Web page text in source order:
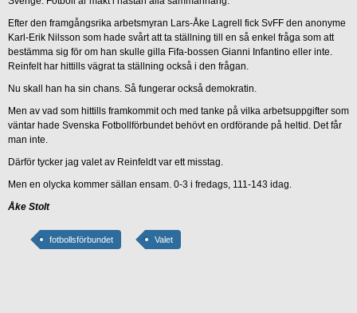
Efter den framgångsrika arbetsmyran Lars-Åke Lagrell fick SvFF den anonyme
Karl-Erik Nilsson som hade svårt att ta ställning till en så enkel fråga som att
bestämma sig för om han skulle gilla Fifa-bossen Gianni Infantino eller inte.
Reinfelt har hittills vägrat ta ställning också i den frågan.
Nu skall han ha sin chans. Så fungerar också demokratin.
Men av vad som hittills framkommit och med tanke på vilka arbetsuppgifter som
väntar hade Svenska Fotbollförbundet behövt en ordförande på heltid. Det får
man inte.
Därför tycker jag valet av Reinfeldt var ett misstag.
Men en olycka kommer sällan ensam. 0-3 i fredags, 111-143 idag.
Åke Stolt
fotbollsförbundet Valet